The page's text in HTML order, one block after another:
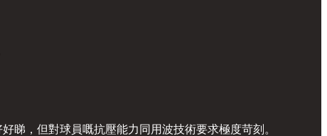
睇，但對球員嘅抗壓能力同用波技術要求極度苛刻。